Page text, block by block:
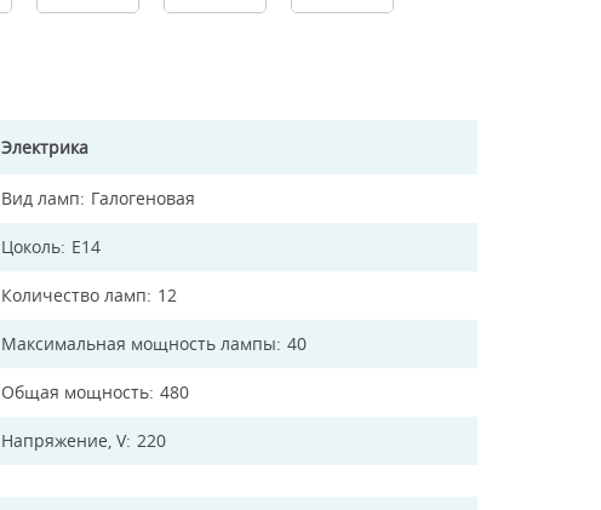
Электрика
Вид ламп Галогеновая
Цоколь E14
Количество ламп 12
Максимальная мощность лампы 40
Общая мощность 480
Напряжение, V 220